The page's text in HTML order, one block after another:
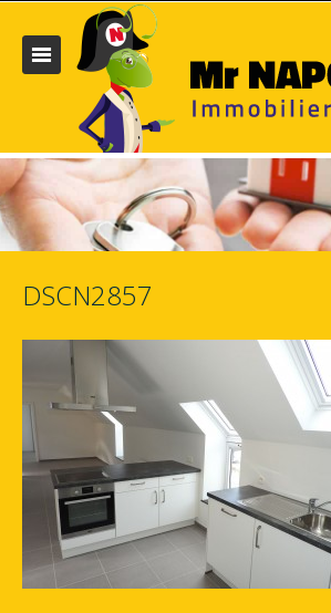
DSCN2857